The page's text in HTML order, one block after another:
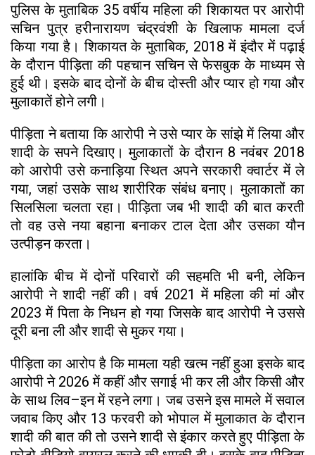
पुलिस के मुताबिक 35 वर्षीय महिला की शिकायत पर आरोपी
सचिन पुत्र हरीनारायण चंद्रवंशी के खिलाफ मामला दर्ज
किया गया है। शिकायत के मुताबिक, 2018 में इंदौर में पढ़ाई
के दौरान पीड़िता की पहचान सचिन से फेसबुक के माध्यम से
हुई थी। इसके बाद दोनों के बीच दोस्ती और प्यार हो गया और
मुलाकातें होने लगी।
पीड़िता ने बताया कि आरोपी ने उसे प्यार के सांझे में लिया और
शादी के सपने दिखाए। मुलाकातों के दौरान 8 नवंबर 2018
को आरोपी उसे कनाड़िया स्थित अपने सरकारी क्वार्टर में ले
गया, जहां उसके साथ शारीरिक संबंध बनाए। मुलाकातों का
सिलसिला चलता रहा। पीड़िता जब भी शादी की बात करती
तो वह उसे नया बहाना बनाकर टाल देता और उसका यौन
उत्पीड़न करता।
हालांकि बीच में दोनों परिवारों की सहमति भी बनी, लेकिन
आरोपी ने शादी नहीं की। वर्ष 2021 में महिला की मां और
2023 में पिता के निधन हो गया जिसके बाद आरोपी ने उससे
दूरी बना ली और शादी से मुकर गया।
पीड़िता का आरोप है कि मामला यही खत्म नहीं हुआ इसके बाद
आरोपी ने 2026 में कहीं और सगाई भी कर ली और किसी और
के साथ लिव–इन में रहने लगा। जब उसने इस मामले में सवाल
जवाब किए और 13 फरवरी को भोपाल में मुलाकात के दौरान
शादी की बात की तो उसने शादी से इंकार करते हुए पीड़िता के